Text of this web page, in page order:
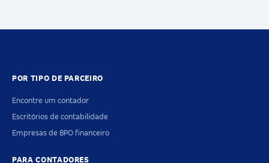
POR TIPO DE PARCEIRO
Encontre um contador
Escritórios de contabilidade
Empresas de BPO financeiro
PARA CONTADORES